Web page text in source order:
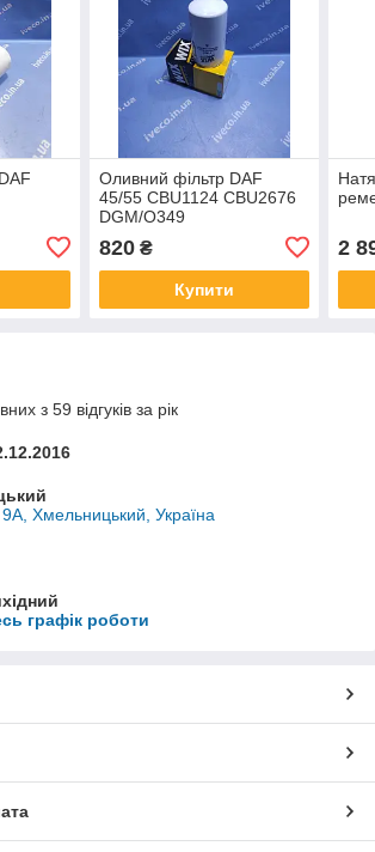
Оливний фільтр DAF
45/55 CBU1124 CBU2676
DGM/O349
820₴
Купити
2
з 59 відгуків за рік
Хмельницький, Україна
графік роботи